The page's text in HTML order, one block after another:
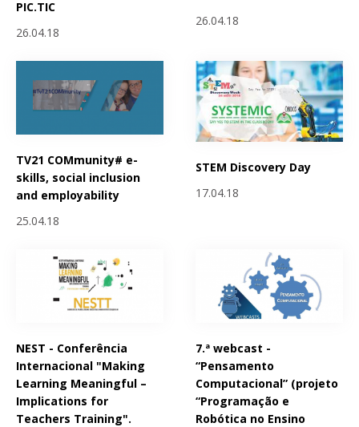
PIC.TIC
26.04.18
26.04.18
TV21 COMmunity# e-
skills, social inclusion
and employability
25.04.18
STEM Discovery Day
17.04.18
NEST - Conferência
Internacional "Making
Learning Meaningful –
Implications for
Teachers Training".
7.ª webcast -
“Pensamento
Computacional” (projeto
“Programação e
Robótica no Ensino